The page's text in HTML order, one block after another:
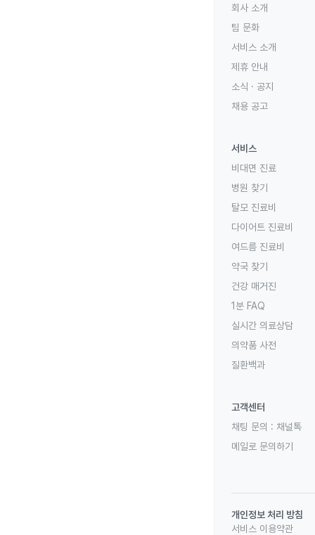
회사 소개
팀 문화
서비스 소개
제휴 안내
소식 · 공지
채용 공고
서비스
비대면 진료
병원 찾기
탈모 진료비
다이어트 진료비
여드름 진료비
약국 찾기
건강 매거진
1분 FAQ
실시간 의료상담
의약품 사전
질환백과
고객센터
채팅 문의 : 채널톡
메일로 문의하기
개인정보 처리 방침
서비스 이용약관